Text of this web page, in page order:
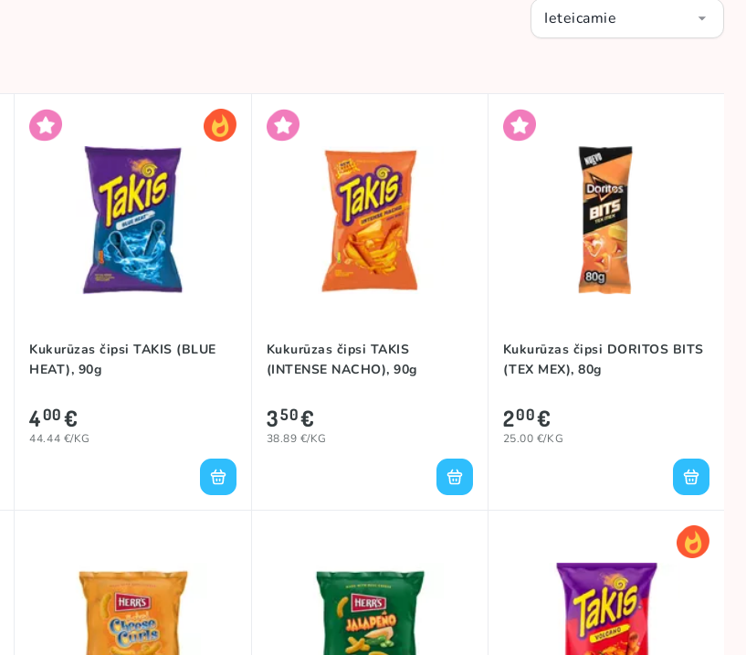
Ieteicamie
Kukurūzas čipsi TAKIS (BLUE
HEAT), 90g
400€
44.44 €/KG
Kukurūzas čipsi TAKIS
(INTENSE NACHO), 90g
350€
38.89 €/KG
Kukurūzas čipsi DORITOS BITS
(TEX MEX), 80g
200€
25.00 €/KG